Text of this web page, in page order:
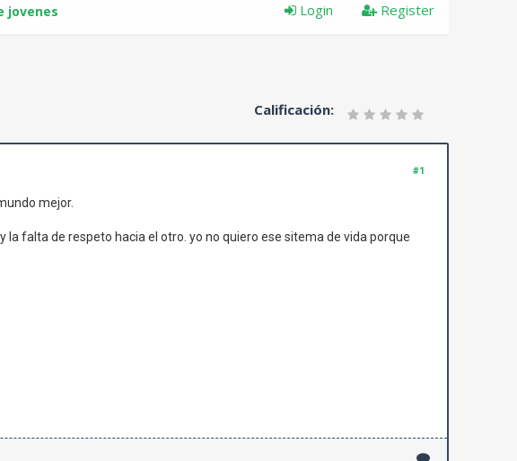
jovenes Register
Login
Calificación:
#1
mejor.
la falta de respeto hacia el otro. yo no quiero ese sitema de vida porque